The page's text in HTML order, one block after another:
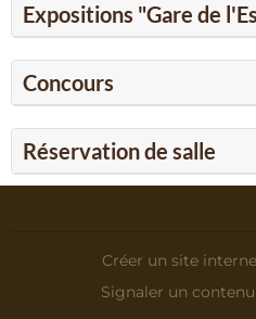
Expositions "Gare de
Concours
Réservation de salle
Créer un site
Signaler un